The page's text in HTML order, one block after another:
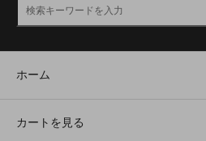
ホーム
カートを見る